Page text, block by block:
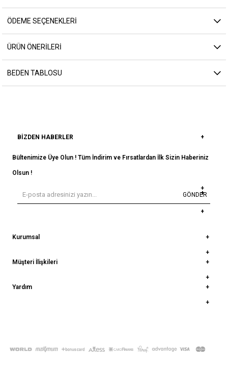
ÖDEME SEÇENEKLERI
ÜRÜN ÖNERILERI
BEDEN TABLOSU
BIZDEN HABERLER
Bültenimize Üye Olun ! Tüm İndirim ve Fırsatlardan İlk Sizin Haberiniz
Olsun !
GÖNDER
Kurumsal
Müşteri İlişkileri
Yardım